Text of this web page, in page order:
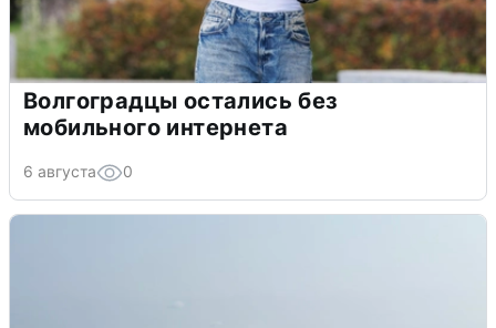
Волгоградцы остались без
мобильного интернета
6 августа 0